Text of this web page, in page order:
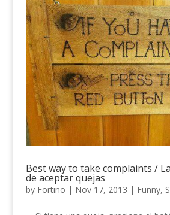
Best way to take complaints /
de aceptar quejas
by Fortino | Nov 17, 2013 | Funny,